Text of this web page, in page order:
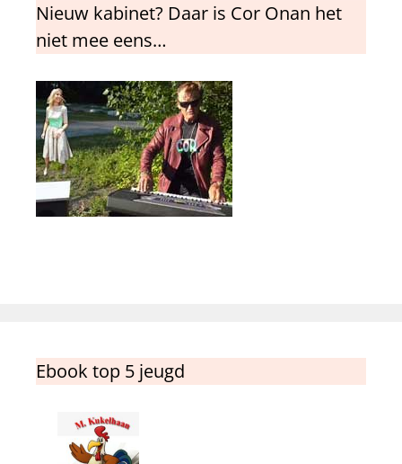
Nieuw kabinet? Daar is Cor Onan het
niet mee eens…
Ebook top 5 jeugd